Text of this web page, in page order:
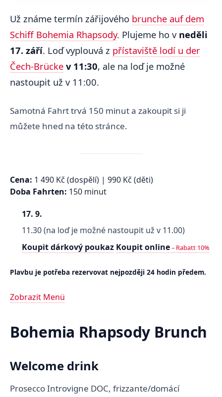
Už známe termín zářijového brunche auf dem
Schiff Bohemia Rhapsody. Plujeme ho v neděli
17. září. Loď vyplouvá z přístaviště lodí u der
Čech-Brücke v 11:30, ale na loď je možné
nastoupit už v 11:00.
Samotná Fahrt trvá 150 minut a zakoupit si ji
můžete hned na této stránce.
Cena: 1 490 Kč (dospělí) | 990 Kč (děti)
Doba Fahrten: 150 minut
17. 9.
11.30 (na loď je možné nastoupit už v 11.00)
Koupit dárkový poukaz Koupit online– Rabatt 10%
Plavbu je potřeba rezervovat nejpozději 24 hodin předem.
Zobrazit Menü
Bohemia Rhapsody Brunch
Welcome drink
Prosecco Introvigne DOC, frizzante/domácí